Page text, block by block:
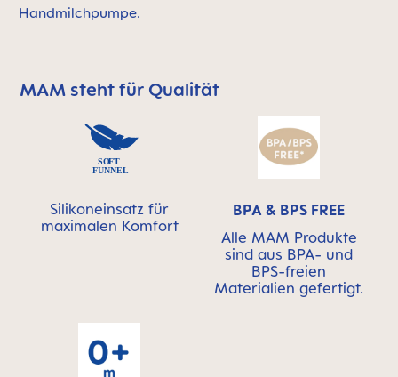
Handmilchpumpe.
MAM überspringen bedeutet Qualitätssymbolleiste
MAM steht für Qualität
Silikoneinsatz für
maximalen Komfort
BPA & BPS FREE
Alle MAM Produkte
sind aus BPA- und
BPS-freien
Materialien gefertigt.